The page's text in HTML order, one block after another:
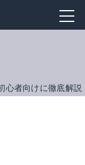
心者向けに徹底解説